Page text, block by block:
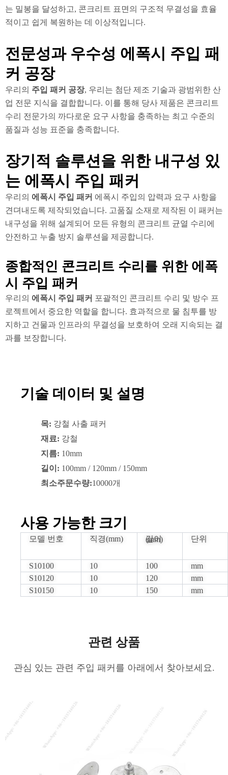
는 밀봉을 달성하고, 콘크리트 표면의 구조적 무결성을 효율
적이고 쉽게 복원하는 데 이상적입니다.
전문성과 우수성 에폭시 주입 패
커 공장
우리의 주입 패커 공장, 우리는 첨단 제조 기술과 광범위한 산
업 전문 지식을 결합합니다. 이를 통해 당사 제품은 콘크리트
수리 전문가의 까다로운 요구 사항을 충족하는 최고 수준의
품질과 성능 표준을 충족합니다.
장기적 솔루션을 위한 내구성 있
는 에폭시 주입 패커
우리의 에폭시 주입 패커 에폭시 주입의 압력과 요구 사항을
견뎌내도록 제작되었습니다. 고품질 소재로 제작된 이 패커는
내구성을 위해 설계되어 모든 유형의 콘크리트 균열 수리에
안전하고 누출 방지 솔루션을 제공합니다.
종합적인 콘크리트 수리를 위한 에폭
시 주입 패커
우리의 에폭시 주입 패커 포괄적인 콘크리트 수리 및 방수 프
로젝트에서 중요한 역할을 합니다. 효과적으로 물 침투를 방
지하고 건물과 인프라의 무결성을 보호하여 오래 지속되는 결
과를 보장합니다.
기술 데이터 및 설명
목: 강철 사출 패커
재료: 강철
지름: 10mm
길이: 100mm / 120mm / 150mm
최소주문수량:10000개
사용 가능한 크기
모델 번호 직경(mm) 길이(mm) 단위
S10100 10 100
mm
S10120
10 120
mm
S10150
10 150 mm
관련 상품
관심 있는 관련 주입 패커를 아래에서 찾아보세요.